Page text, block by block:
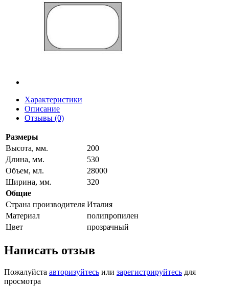
Характеристики
Описание
Отзывы (0)
Размеры
Высота, мм.
200
Длина, мм.
530
Объем, мл.
28000
Ширина, мм.
320
Общие
Страна производителя Италия
Материал
полипропилен
Цвет
прозрачный
Написать отзыв
Пожалуйста авторизуйтесь или зарегистрируйтесь для
просмотра